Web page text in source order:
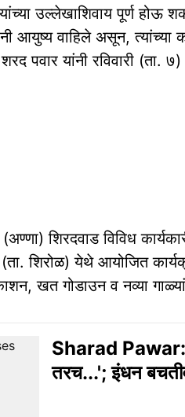
उल्लेखाशिवाय पूर्ण होऊ
आयुष्य वाहिले असून, त्यांच्या
पवार यांनी रविवारी (ता.
शिरदवाड विविध
(ता. शिरोळ) येथे आयोजित
खत गोडाउन व नव्या
Sharad Pawar:
तरच...'; इंधन